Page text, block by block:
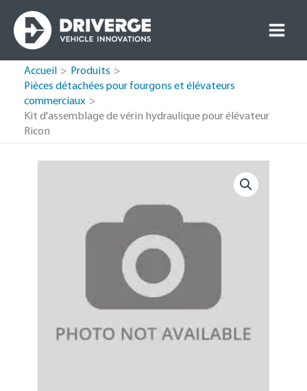
contenu
Accueil
Produits
Pièces détachées pour fourgons et élévateurs
commerciaux
Kit d'assemblage de vérin hydraulique pour élévateur
Ricon